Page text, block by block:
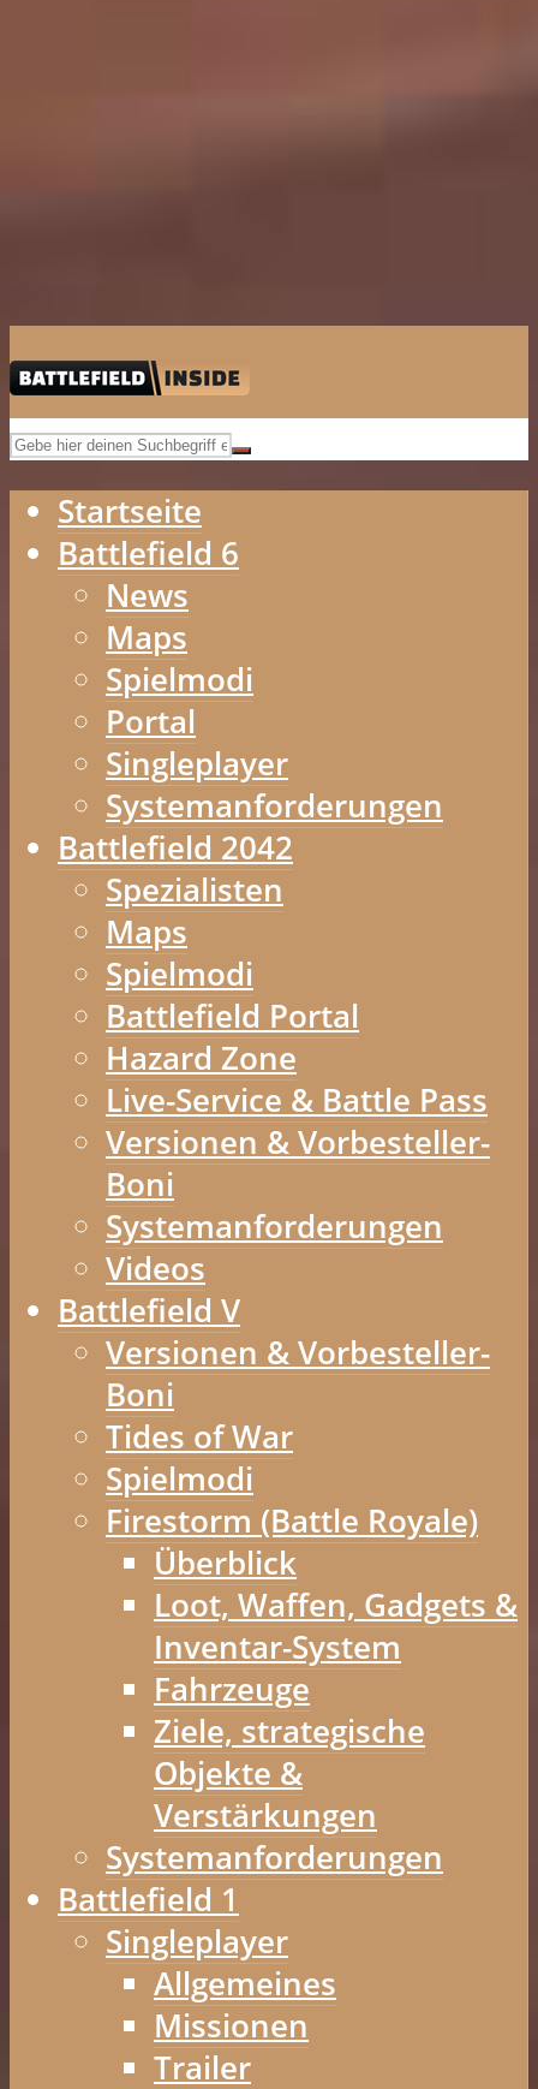
Startseite
Battlefield 6
News
Maps
Spielmodi
Portal
Singleplayer
Systemanforderungen
Battlefield 2042
Spezialisten
Maps
Spielmodi
Battlefield Portal
Hazard Zone
Live-Service & Battle Pass
Versionen & Vorbesteller-
Boni
Systemanforderungen
Videos
Battlefield V
Versionen & Vorbesteller-
Boni
Tides of War
Spielmodi
Firestorm (Battle Royale)
Überblick
Loot, Waffen, Gadgets &
Inventar-System
Fahrzeuge
Ziele, strategische
Objekte &
Verstärkungen
Systemanforderungen
Battlefield 1
Singleplayer
Allgemeines
Missionen
Trailer